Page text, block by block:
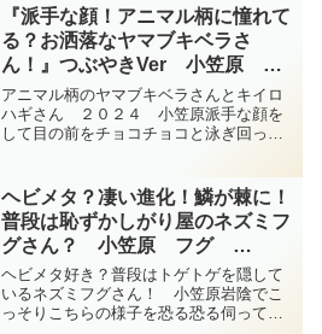
はちょっと小さめのウナギ目ウツボ科ウ
ツボ属のヒレオビウツボさん...
『派手な顔！アニマル柄に憧れて
る？お洒落なヤマブキベラさ
ん！』つぶやきVer 小笠原
diving-photo‐tsubuankun
アニマル柄のヤマブキベラさんとキイロ
ハギさん ２０２４ 小笠原派手な顔を
して目の前をチョコチョコと泳ぎ回って
す・・・ヤマブキベラさんは写真を撮ろ
うとしてもシャシャシャシャ...
ヘビメタ？凄い進化！鱗が棘に！
普段は恥ずかしがり屋のネズミフ
グさん？ 小笠原 フグ
diving-photo‐tsubuankun
ヘビメタ好き？普段はトゲトゲを隠して
いるネズミフグさん！ 小笠原岩陰でこ
っそりこちらの様子を恐る恐る伺ってい